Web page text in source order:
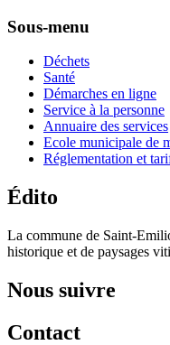
Sous-menu
Déchets
Santé
Démarches en ligne
Service à la personne
Annuaire des services
Ecole municipale de
Réglementation et
Édito
La commune de Saint-
historique et de paysages
Nous suivre
Contact